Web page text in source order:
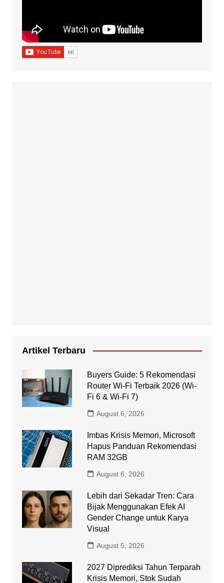
Artikel Terbaru
Buyers Guide: 5 Rekomendasi
Router Wi-Fi Terbaik 2026 (Wi-
Fi 6 & Wi-Fi 7)
August 6, 2026
Imbas Krisis Memori, Microsoft
Hapus Panduan Rekomendasi
RAM 32GB
August 6, 2026
Lebih dari Sekadar Tren: Cara
Bijak Menggunakan Efek AI
Gender Change untuk Karya
Visual
August 5, 2026
2027 Diprediksi Tahun Terparah
Krisis Memori, Stok Sudah